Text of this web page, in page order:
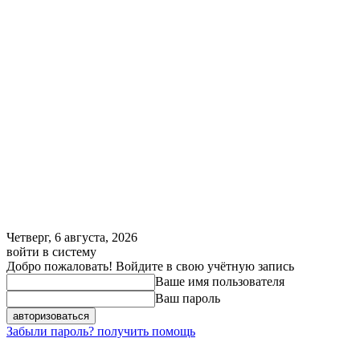
Четверг, 6 августа, 2026
войти в систему
Добро пожаловать! Войдите в свою учётную запись
Ваше имя пользователя
Ваш пароль
Забыли пароль? получить помощь